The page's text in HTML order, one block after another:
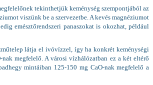
tekinthetjük keménység szempontjából az
viszünk be a szervezetbe. A kevés magnéziumot
emésztőrendszeri panaszokat is okozhat, például
látja el ivóvízzel, így ha konkrét keménységi
megfelelő. A városi vízhálózatban ez a két eltérő
mintáiban 125-150 mg CaO-nak megfelelő a